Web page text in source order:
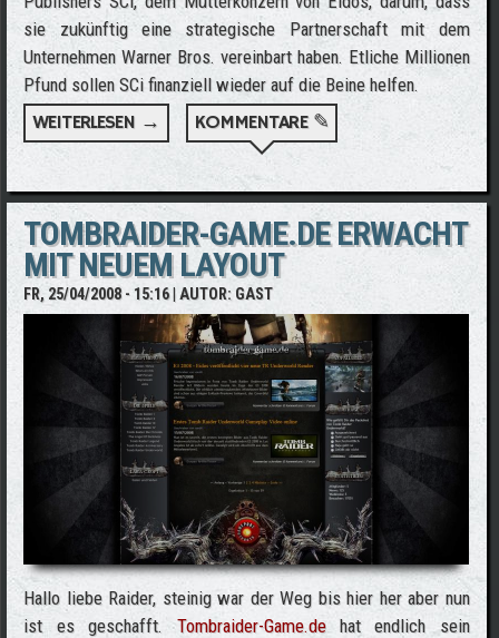
sie zukünftig eine strategische Partnerschaft mit dem
Unternehmen Warner Bros. vereinbart haben. Etliche Millionen
Pfund sollen SCi finanziell wieder auf die Beine helfen.
WEITERLESEN →
ÜBER SCI UNTERMAUERT DEN RELEASE
VON TOMB RAIDER UNDERWORLD
KOMMENTARE ✎
TOMBRAIDER-GAME.DE ERWACHT
MIT NEUEM LAYOUT
FR, 25/04/2008 - 15:16| AUTOR: GAST
Hallo liebe Raider, steinig war der Weg bis hier her aber nun
ist es geschafft.Tombraider-Game.dehat endlich sein